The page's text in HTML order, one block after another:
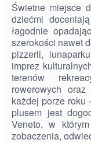
Świetne miejsce
dziećmi
łagodnie
szerokości nawet
pizzerii,
imprez
terenów
rowerowych
każdej porze roku
plusem jest
Veneto, w
zobaczenia,